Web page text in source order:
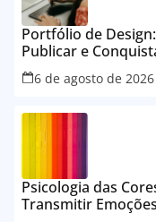
Portfólio de
Publicar e
6 de agosto de 2026
Psicologia das
Transmitir